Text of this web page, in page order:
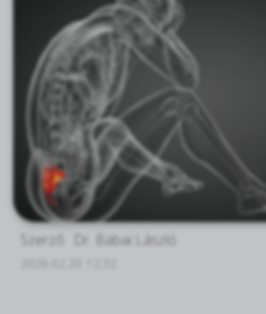
Szerző: Dr. Babai László